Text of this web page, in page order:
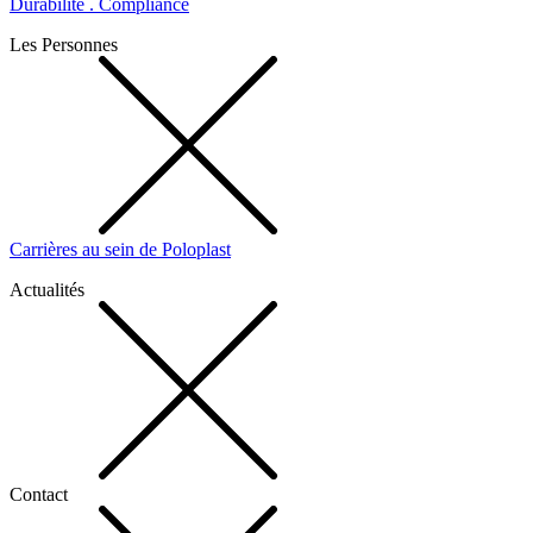
Durabilité . Compliance
Les Personnes
Carrières au sein de Poloplast
Actualités
Contact